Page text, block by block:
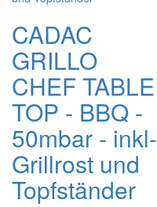
CADAC
GRILLO
CHEF TABLE
TOP - BBQ -
50mbar - inkl-
Grillrost und
Topfständer